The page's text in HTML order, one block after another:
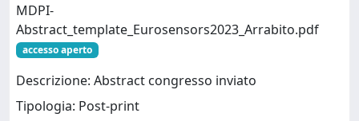
MDPI-
Abstract_template_Eurosensors2023_Arrabito.pdf
accesso aperto
Descrizione: Abstract congresso inviato
Tipologia: Post-print